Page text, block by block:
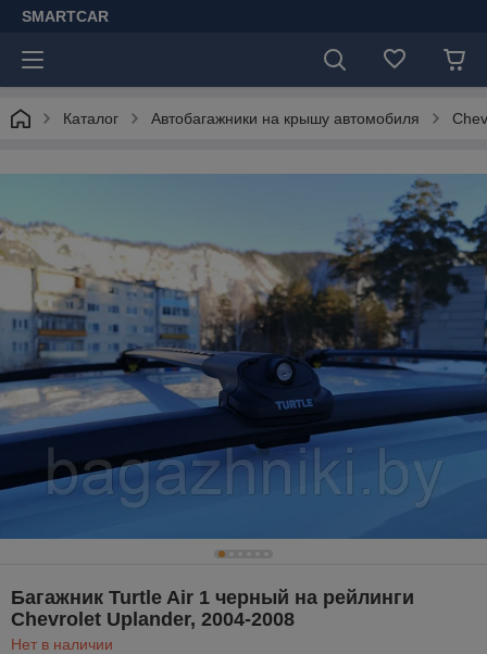
SMARTCAR
Каталог Автобагажники на крышу автомобиля
Багажник Turtle Air 1 черный на рейлинги
Chevrolet Uplander, 2004-2008
Нет в наличии